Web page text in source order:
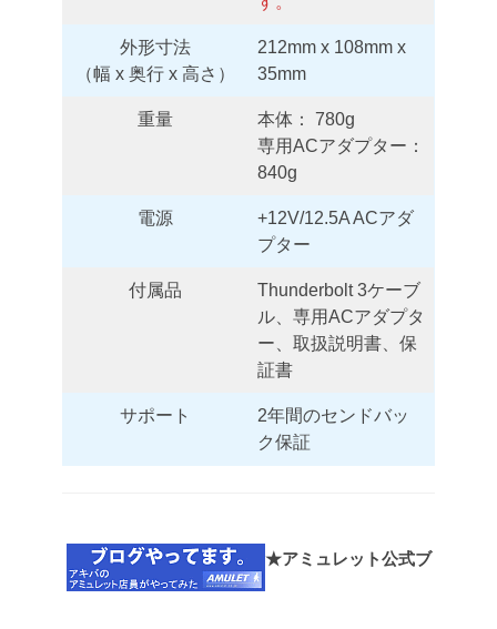
外形寸法
（幅 x 奥行 x 高さ）
212mm x 108mm x
35mm
重量
本体： 780g
専用ACアダプター：
840g
電源
+12V/12.5A ACアダ
プター
付属品
Thunderbolt 3ケーブ
ル、専用ACアダプタ
ー、取扱説明書、保
証書
サポート
2年間のセンドバッ
ク保証
★アミュレット公式ブ